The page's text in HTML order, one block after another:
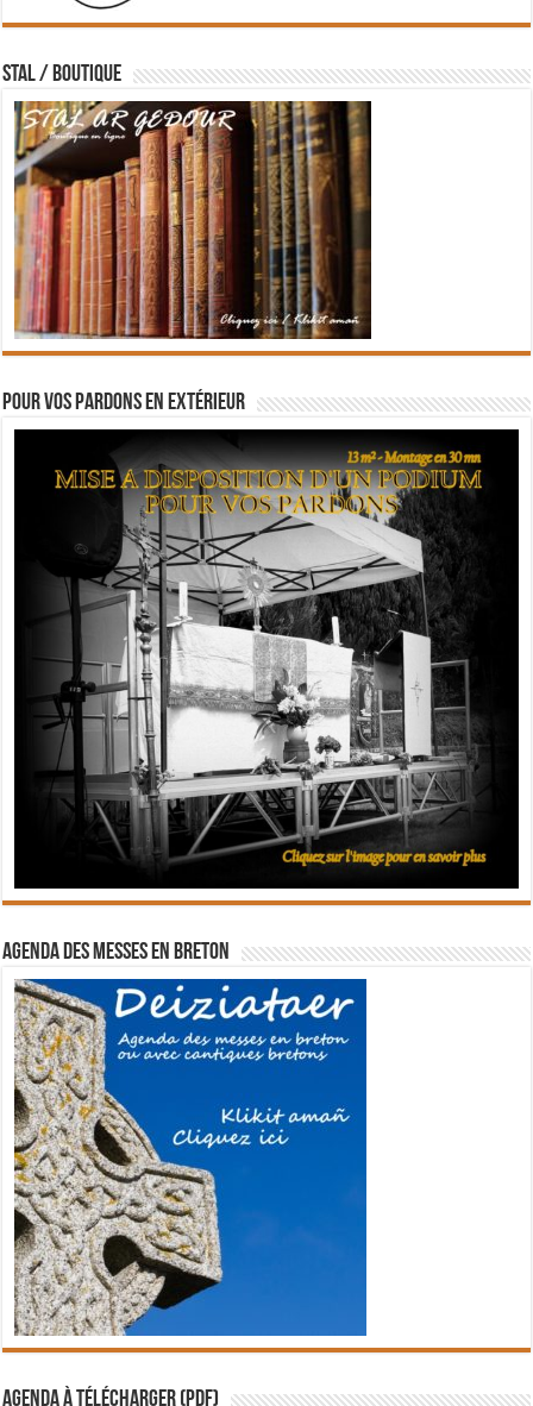
STAL / BOUTIQUE
Pour vos pardons en extérieur
Agenda des messes en breton
Agenda à télécharger (PDF)